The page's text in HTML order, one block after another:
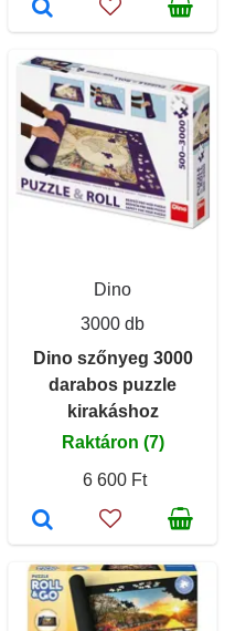
Dino
3000 db
Dino szőnyeg 3000
darabos puzzle
kirakáshoz
Raktáron (7)
6 600 Ft